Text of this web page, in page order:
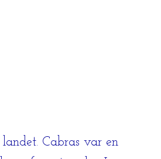
Cabras var en